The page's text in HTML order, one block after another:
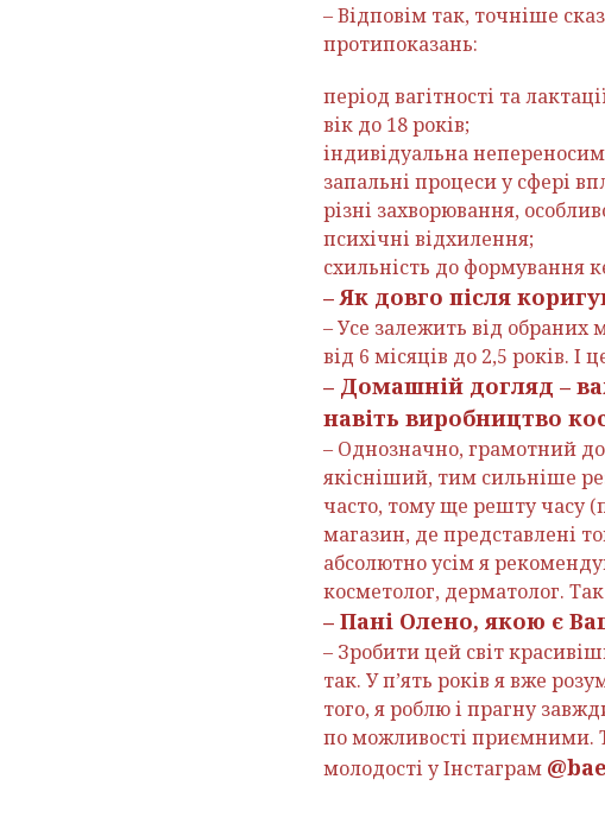
– Відповім так, точніше
протипоказань:
період вагітності та
вік до 18 років;
індивідуальна
запальні процеси у сфері
різні захворювання,
психічні відхилення;
схильність до формування
– Як довго після
– Усе залежить від обраних
від 6 місяців до 2,5 років. І
– Домашній догляд –
навіть виробництво
– Однозначно, грамотний
якісніший, тим сильніше
часто, тому ще решту часу
магазин, де представлені
абсолютно усім я
косметолог, дерматолог.
– Пані Олено, якою є
– Зробити цей світ
так. У п’ять років я вже
того, я роблю і прагну
по можливості приємними.
молодості у Інстаграм